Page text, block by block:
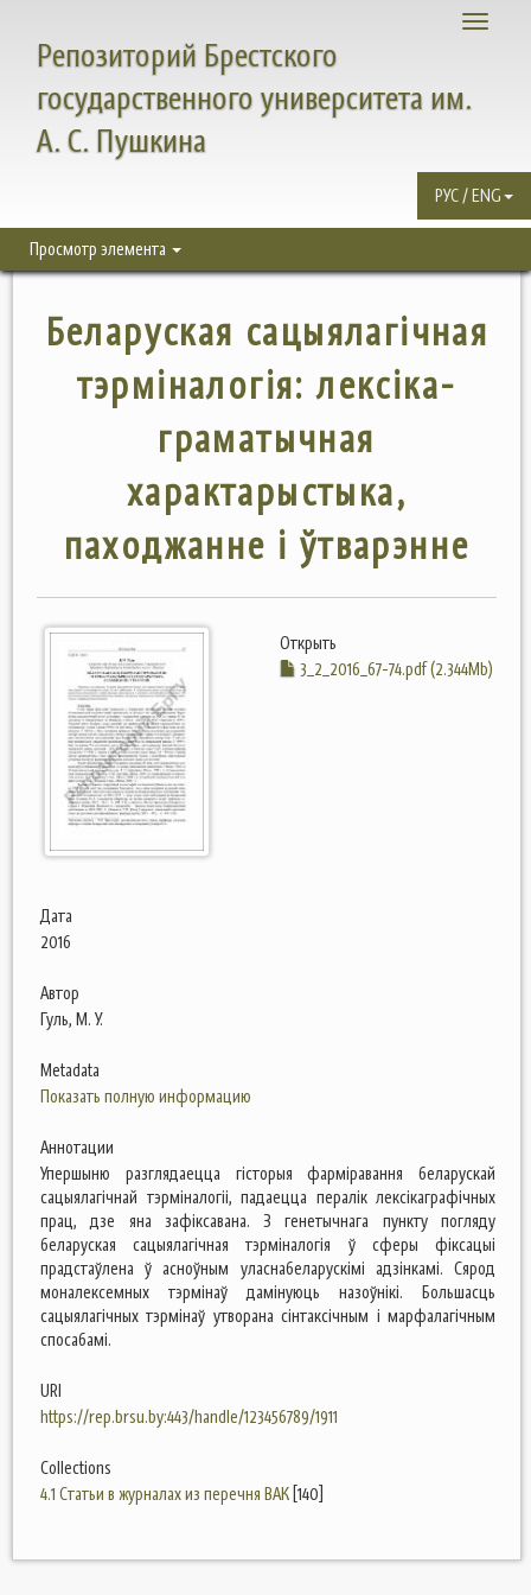
Toggle
Репозиторий Брестского
государственного университета им.
А. С. Пушкина
РУС / ENG
Просмотр элемента
Беларуская сацыялагічная
тэрміналогія: лексіка-
граматычная
характарыстыка,
паходжанне і ўтварэнне
Открыть
3_2_2016_67-74.pdf (2.344Mb)
Дата
2016
Автор
Гуль, М. У.
Metadata
Показать полную информацию
Аннотации
Упершыню разглядаецца гісторыя фарміравання беларускай
сацыялагічнай тэрміналогіі, падаецца пералік лексікаграфічных
прац, дзе яна зафіксавана. З генетычнага пункту погляду
беларуская сацыялагічная тэрміналогія ў сферы фіксацыі
прадстаўлена ў асноўным уласнабеларускімі адзінкамі. Сярод
моналексемных тэрмінаў дамінуюць назоўнікі. Большасць
сацыялагічных тэрмінаў утворана сінтаксічным і марфалагічным
спосабамі.
URI
https://rep.brsu.by:443/handle/123456789/1911
Collections
4.1 Статьи в журналах из перечня ВАК [140]